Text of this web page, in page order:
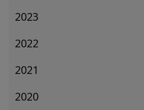
2023
2022
2021
2020